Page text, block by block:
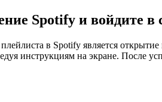
Spotify и войдите в
в Spotify является
инструкциям на экране. После